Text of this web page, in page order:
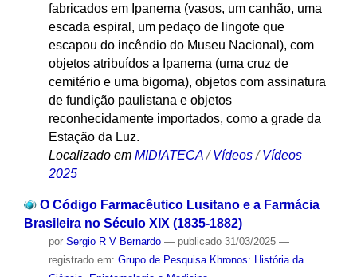
fabricados em Ipanema (vasos, um canhão, uma
escada espiral, um pedaço de lingote que
escapou do incêndio do Museu Nacional), com
objetos atribuídos a Ipanema (uma cruz de
cemitério e uma bigorna), objetos com assinatura
de fundição paulistana e objetos
reconhecidamente importados, como a grade da
Estação da Luz.
Localizado em MIDIATECA /Vídeos /Vídeos
2025
O Código Farmacêutico Lusitano e a Farmácia
Brasileira no Século XIX (1835-1882)
por Sergio R V Bernardo — publicado31/03/2025 —
registrado em: Grupo de Pesquisa Khronos: História da